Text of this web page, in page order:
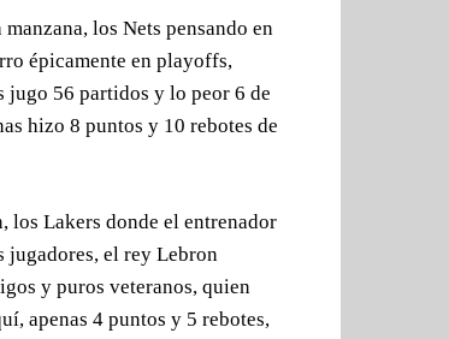
los Nets pensando en
épicamente en playoffs,
jugo 56 partidos y lo peor 6 de
hizo 8 puntos y 10 rebotes de
los Lakers donde el entrenador
jugadores, el rey Lebron
y puros veteranos, quien
apenas 4 puntos y 5 rebotes,